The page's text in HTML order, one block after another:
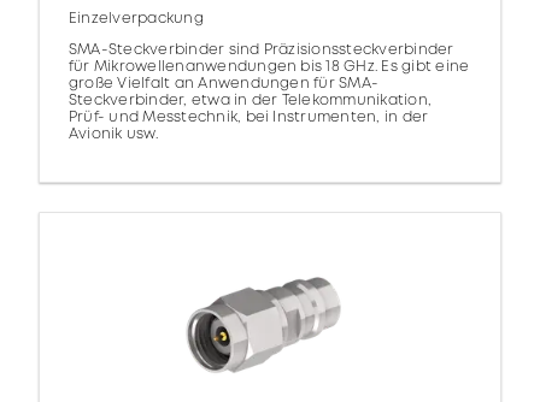
Einzelverpackung
SMA-Steckverbinder sind Präzisionssteckverbinder
für Mikrowellenanwendungen bis 18 GHz. Es gibt eine
große Vielfalt an Anwendungen für SMA-
Steckverbinder, etwa in der Telekommunikation,
Prüf- und Messtechnik, bei Instrumenten, in der
Avionik usw.